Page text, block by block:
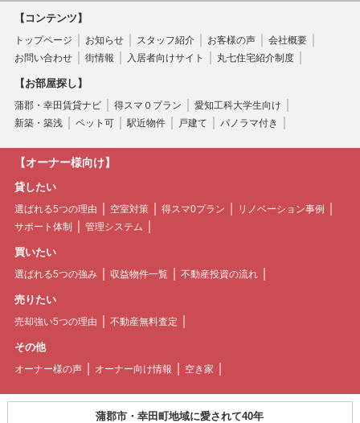
【コンテンツ】
トップページ お知らせ スタッフ紹介 お客様の声
会社概要
お問い合わせ
街情報 入居者向けサイト 丸七住宅紹介制度
【お部屋探し】
蒲郡・幸田賃貸ナビ 得スマ０プラン
愛知工科大学生向け
新築・築浅
ペット可 駅近物件 戸建て パノラマ付き
【オーナー様向け】
貸したい
選ばれる5つの理由 空室対策 得スマ0プラン
リノベーション事例
サポート体制
管理システム
買いたい
選ばれる5つの強み 収益物件一覧 不動産投資の流れ
売りたい
売却強い5つの理由 不動産無料査定
その他
オーナー様の声 オーナー向け情報 空き家
蒲郡市・幸田町地域に愛されて40年